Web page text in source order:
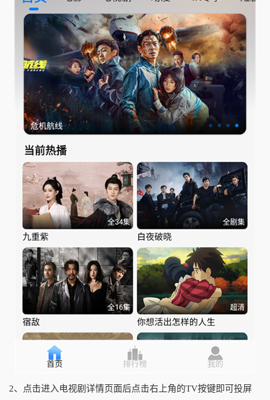
2、点击进入电视剧详情页面后点击右上角的TV按键即可投屏